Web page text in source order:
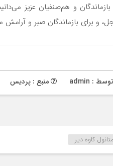
و هم‌صنفیان عزیز
و برای بازماندگان صبر و آرامش
توسط : admin منبع : پردیس
متانول کاوه دیر